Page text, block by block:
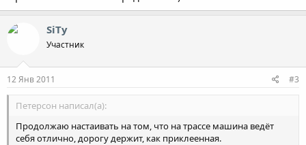
SiTy
Участник
12 Янв 2011 #3
Петерсон написал(а):
Продолжаю настаивать на том, что на трассе машина ведёт
себя отлично, дорогу держит, как приклеенная.